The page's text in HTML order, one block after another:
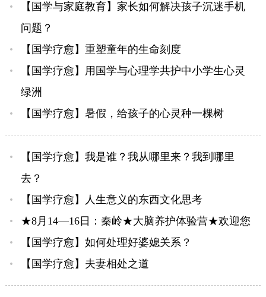
【国学与家庭教育】家长如何解决孩子沉迷手机
问题？
【国学疗愈】重塑童年的生命刻度
【国学疗愈】用国学与心理学共护中小学生心灵
绿洲
【国学疗愈】暑假，给孩子的心灵种一棵树
【国学疗愈】我是谁？我从哪里来？我到哪里
去？
【国学疗愈】人生意义的东西文化思考
★8月14—16日：秦岭★大脑养护体验营★欢迎您
【国学疗愈】如何处理好婆媳关系？
【国学疗愈】夫妻相处之道